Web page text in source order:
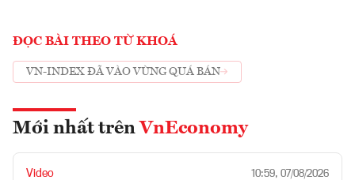
ĐỌC BÀI THEO TỪ KHOÁ
VN-INDEX ĐÃ VÀO VÙNG QUÁ BÁN
Mới nhất trên VnEconomy
Video 10:59, 07/08/2026